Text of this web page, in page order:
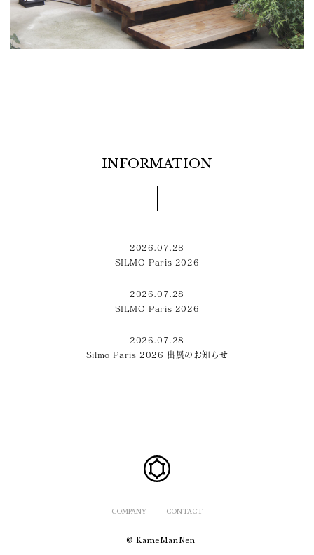
INFORMATION
2026.07.28
SILMO Paris 2026
2026.07.28
SILMO Paris 2026
2026.07.28
Silmo Paris 2026 出展のお知らせ
COMPANY CONTACT
© KameManNen